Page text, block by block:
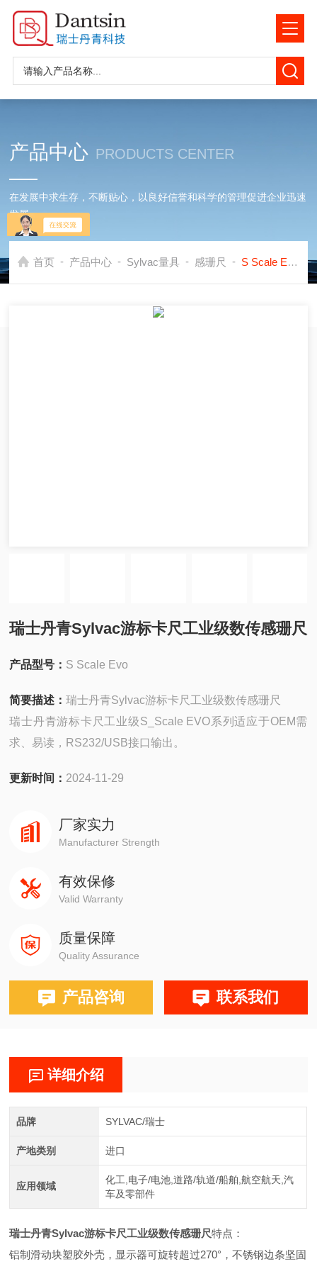
产品中心 PRODUCTS CENTER
在发展中求生存，不断贴心，以良好信誉和科学的管理促进企业迅速
发展
首页 - 产品中心 - Sylvac量具 - 感珊尺 - S Scale Evo瑞士丹青Sylvac游标卡尺工业级数传感珊尺
瑞士丹青Sylvac游标卡尺工业级数传感珊尺
产品型号： S Scale Evo
简要描述：瑞士丹青Sylvac游标卡尺工业级数传感珊尺
瑞士丹青游标卡尺工业级S_Scale EVO系列适应于OEM需
求、易读，RS232/USB接口输出。
更新时间： 2024-11-29
厂家实力
Manufacturer Strength
有效保修
Valid Warranty
质量保障
Quality Assurance
产品咨询 联系我们
详细介绍
品牌 SYLVAC/瑞士
产地类别 进口
应用领域
化工,电子/电池,道路/轨道/船舶,航空航天,汽
车及零部件
瑞士丹青Sylvac游标卡尺工业级数传感珊尺特点：
铝制滑动块塑胶外壳，显示器可旋转超过270°，不锈钢边条坚固